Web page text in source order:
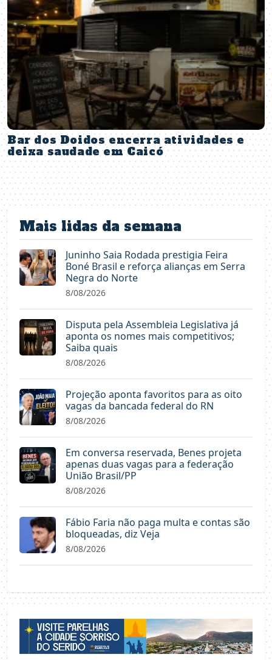
Bar dos Doidos encerra atividades e
deixa saudade em Caicó
Mais lidas da semana
Juninho Saia Rodada prestigia Feira
Boné Brasil e reforça alianças em Serra
Negra do Norte
8/08/2026
Disputa pela Assembleia Legislativa já
aponta os nomes mais competitivos;
Saiba quais
8/08/2026
Projeção aponta favoritos para as oito
vagas da bancada federal do RN
8/08/2026
Em conversa reservada, Benes projeta
apenas duas vagas para a federação
União Brasil/PP
8/08/2026
Fábio Faria não paga multa e contas são
bloqueadas, diz Veja
8/08/2026